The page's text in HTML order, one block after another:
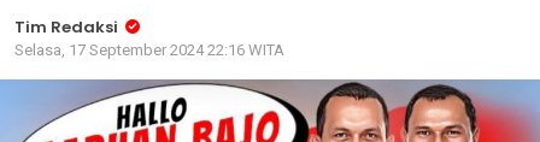
Tim Redaksi
Selasa, 17 September 2024 22:16 WITA